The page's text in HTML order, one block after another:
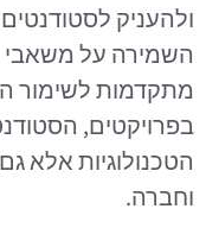
ולהעניק
השמירה על משאבי
מתקדמות לשימור
בפרויקטים,
הטכנולוגיות אלא
וחברה.